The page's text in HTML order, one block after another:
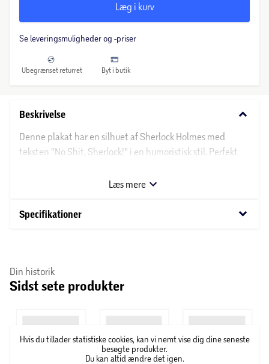
Læg i kurv
Se leveringsmuligheder og -priser
Ubegrænset returret Byt i butik
Beskrivelse keyboard_arrow_down
Denne plakat har en silhuet af Sherlock Holmes med
teksten "No Shit, Sherlock!" i en humoristisk stil. Perfekt
kontoret, der tilføjer lidt charme og kant.
Læs mere
Specifikationer keyboard_arrow_down
Din historik
Sidst sete produkter
Hvis du tillader statistiske cookies, kan vi nemt vise dig dine seneste
besøgte produkter.
Du kan altid ændre det igen.